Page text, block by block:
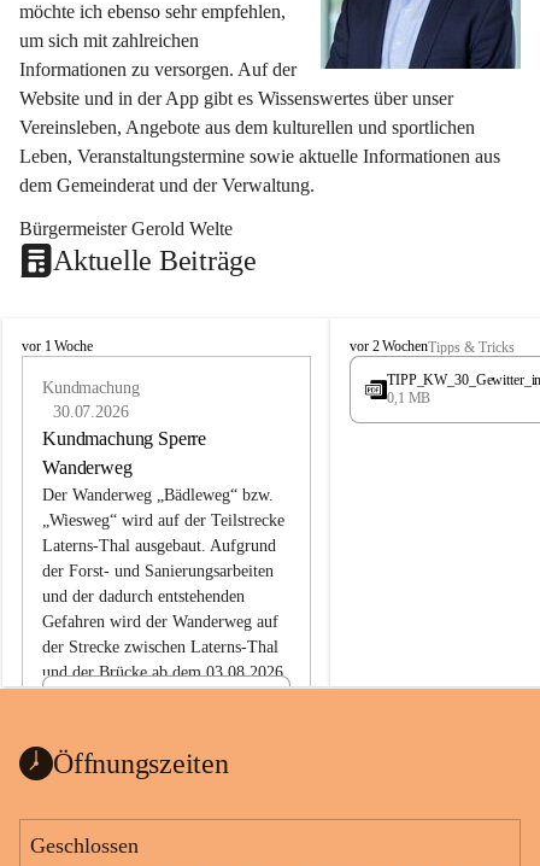
möchte ich ebenso sehr empfehlen,
um sich mit zahlreichen
Informationen zu versorgen. Auf der
Website und in der App gibt es Wissenswertes über unser
Vereinsleben, Angebote aus dem kulturellen und sportlichen
Leben, Veranstaltungstermine sowie aktuelle Informationen aus
dem Gemeinderat und der Verwaltung.
Bürgermeister Gerold Welte
Aktuelle Beiträge
L
vor 1 Woche
Kundmachung
30.07.2026
Kundmachung Sperre
Wanderweg
Der Wanderweg „Bädleweg“ bzw.
„Wiesweg“ wird auf der Teilstrecke
Laterns-Thal ausgebaut. Aufgrund
der Forst- und Sanierungsarbeiten
und der dadurch entstehenden
Gefahren wird der Wanderweg auf
der Strecke zwischen Laterns-Thal
und der Brücke ab dem 03.08.2026
ht
1 Seite•0,1 MB
L
a
e
vor 2 WochenTipps & Tricks
0,1 MB
Öffnungszeiten
Geschlossen